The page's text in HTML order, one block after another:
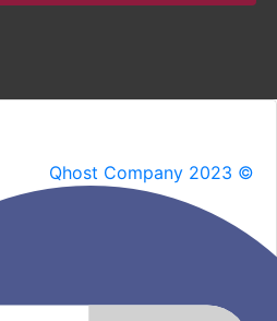
Qhost Company 2023 ©